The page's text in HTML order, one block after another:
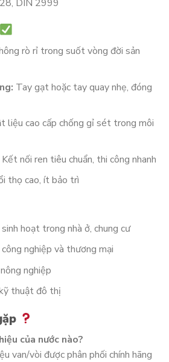
DIN 2999
rò rỉ trong suốt vòng đời sản
Tay gạt hoặc tay quay nhẹ, đóng
liệu cao cấp chống gỉ sét trong môi
Kết nối ren tiêu chuẩn, thi công nhanh
thọ cao, ít bảo trì
hoạt trong nhà ở, chung cư
nghiệp và thương mại
nghiệp
thuật đô thị
của nước nào?
van/vòi được phân phối chính hãng